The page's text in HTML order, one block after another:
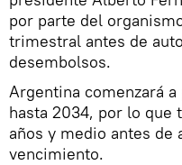
por parte del
trimestral antes de
desembolsos.
Argentina comenzará
hasta 2034, por lo que
años y medio antes
vencimiento.